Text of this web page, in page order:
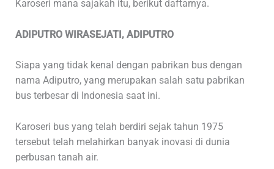
Karoseri mana sajakah itu, berikut daftarnya.
ADIPUTRO WIRASEJATI, ADIPUTRO
Siapa yang tidak kenal dengan pabrikan bus dengan
nama Adiputro, yang merupakan salah satu pabrikan
bus terbesar di Indonesia saat ini.
Karoseri bus yang telah berdiri sejak tahun 1975
tersebut telah melahirkan banyak inovasi di dunia
perbusan tanah air.